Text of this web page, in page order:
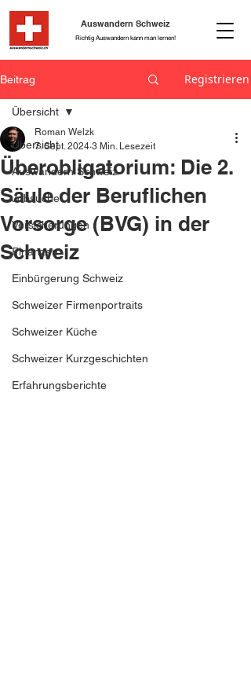
Richtig Auswandern kann man lernen!
Auswandern Schweiz
Beitrag Registrieren
Übersicht
Auswandern Schweiz
Jobsuche
Versicherungen
Finanzen
Einbürgerung Schweiz
Schweizer Firmenportraits
Schweizer Küche
Schweizer Kurzgeschichten
Erfahrungsberichte
Übersicht
Überobligatorium: Die 2.
Säule der Beruflichen
Vorsorge (BVG) in der
Schweiz
Roman Welzk
7. Sept. 2024 3 Min. Lesezeit